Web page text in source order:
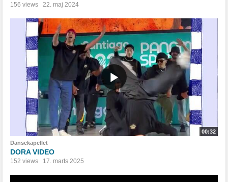
156 views 22. maj 2024
00:32
Dansekapellet
DORA VIDEO
152 views 17. marts 2025